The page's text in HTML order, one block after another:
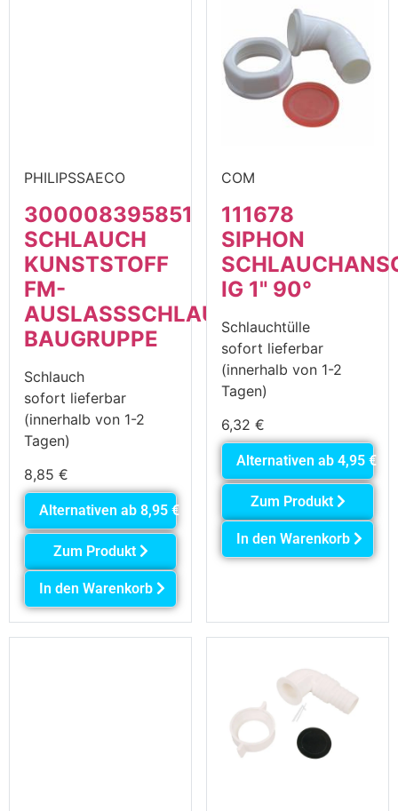
PHILIPSSAECO
300008395851
SCHLAUCH
KUNSTSTOFF
FM-
AUSLASSSCHLAUCH-
BAUGRUPPE
Schlauch
sofort lieferbar
(innerhalb von 1-2
Tagen)
8,85 €
Alternativen ab 8,95 €
Zum Produkt
In den Warenkorb
COM
111678
SIPHON
IG 1" 90°
Schlauchtülle
sofort lieferbar
(innerhalb von 1-2
Tagen)
6,32 €
Alternativen ab 4,95 €
Zum Produkt
In den Warenkorb